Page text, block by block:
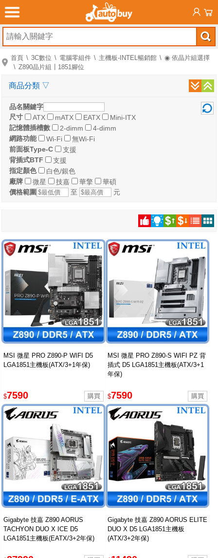
首頁 3C數位 電腦零組件 主機板-INTEL暢銷館
◉ 依晶片組選擇
Z890晶片組┃1851腳位
品名關鍵字
尺寸
ATX mATX EATX
Mini-ITX
記憶體插槽數
2-dimm
4-dimm
網路功能
Wi-Fi
無Wi-Fi
前面板Type-C
支援
背插式BTF
支援
指定顏色
白色/銀色
廠牌
微星 技嘉 華擎
華碩
價格範圍
至 元
MSI 微星 PRO Z890-P WIFI D5
LGA1851主機板(ATX/3+1年保)
$7590
MSI 微星 PRO Z890-S WIFI PZ 背
插式 D5 LGA1851主機板(ATX/3+1
年保)
$7590
Gigabyte 技嘉 Z890 AORUS
TACHYON DUO X ICE D5
LGA1851主機板(EATX/3+2年保)
Gigabyte 技嘉 Z890 AORUS ELITE
DUO X D5 LGA1851主機板
(ATX/3+2年保)
商品分類 ▽